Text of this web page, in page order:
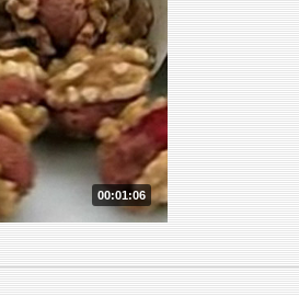
00:01:06